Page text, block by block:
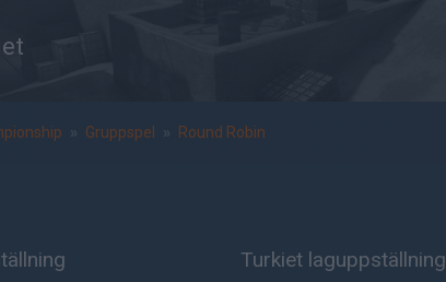
» Gruppspel » Round Robin
Turkiet laguppställning